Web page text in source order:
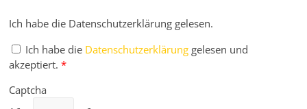
Ich habe die Datenschutzerklärung gelesen.
Ich habe die Datenschutzerklärung gelesen und
akzeptiert. *
Captcha